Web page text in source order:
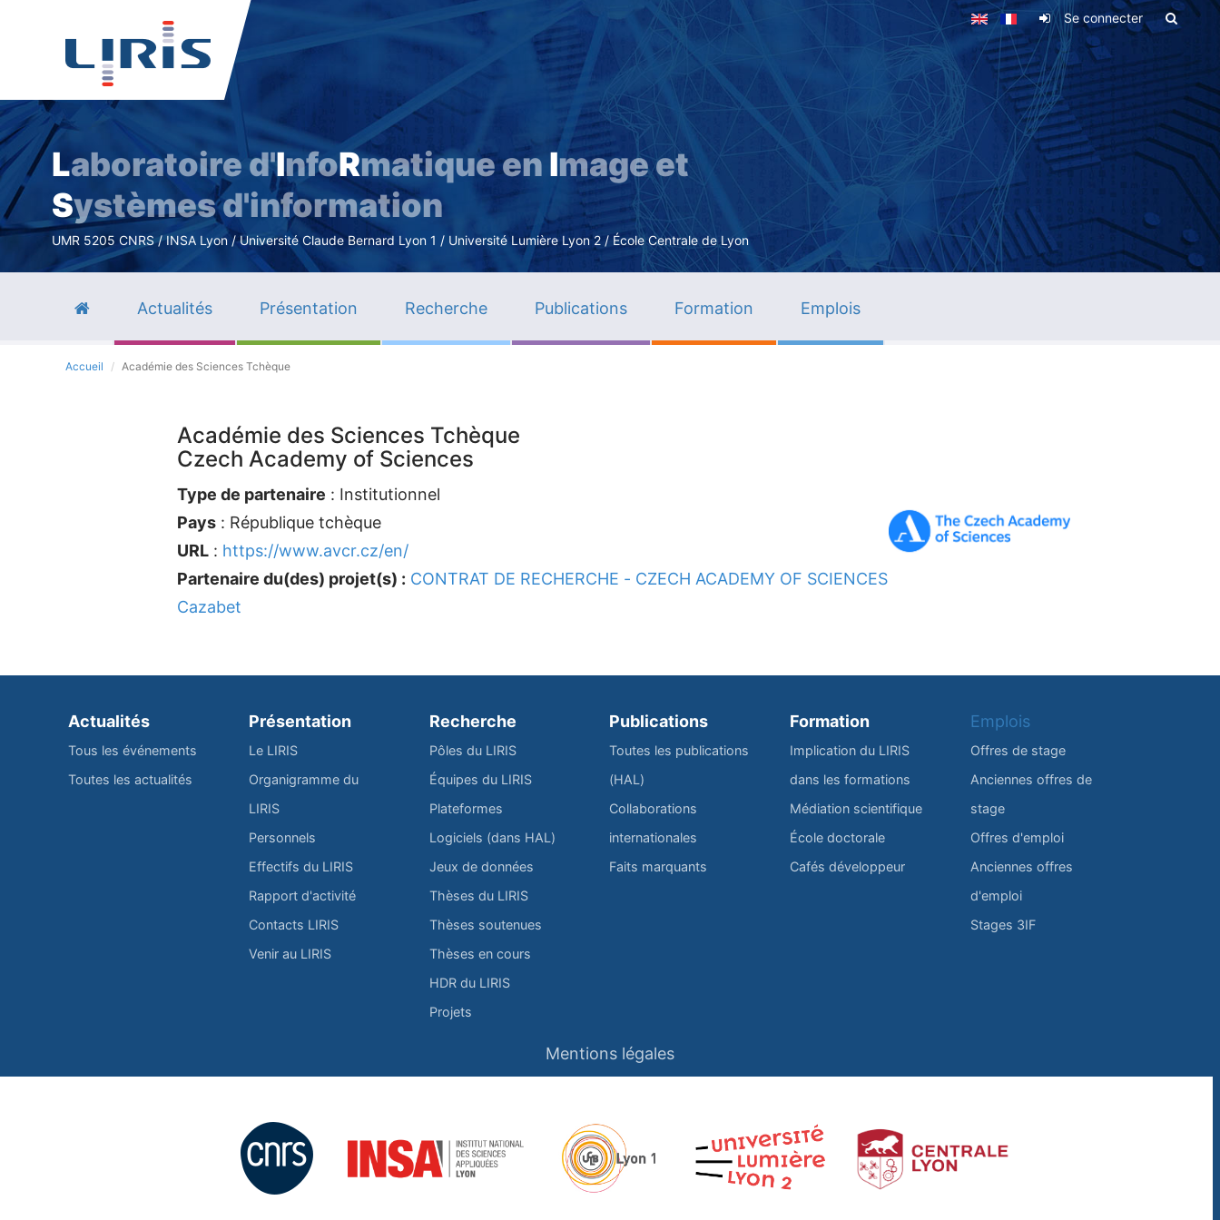
Aller
contenu
principal
Se connecter
Laboratoire d'InfoRmatique en Image et
Systèmes d'information
UMR 5205 CNRS / INSA Lyon / Université Claude Bernard Lyon 1 / Université Lumière Lyon 2 / École Centrale de Lyon
Actualités Présentation Recherche Publications Formation Emplois
Accueil Académie des Sciences Tchèque
Académie des Sciences Tchèque
Czech Academy of Sciences
Type de partenaire : Institutionnel
Pays : République tchèque
URL : https://www.avcr.cz/en/
Partenaire du(des) projet(s) : CONTRAT DE RECHERCHE - CZECH ACADEMY OF SCIENCES
Cazabet
Actualités
Tous les événements
Toutes les actualités
Présentation
Le LIRIS
Organigramme du
LIRIS
Personnels
Effectifs du LIRIS
Rapport d'activité
Contacts LIRIS
Venir au LIRIS
Recherche
Pôles du LIRIS
Équipes du LIRIS
Plateformes
Logiciels (dans HAL)
Jeux de données
Thèses du LIRIS
Thèses soutenues
Thèses en cours
HDR du LIRIS
Projets
Publications
Toutes les publications
(HAL)
Collaborations
internationales
Faits marquants
Formation
Implication du LIRIS
dans les formations
Médiation scientifique
École doctorale
Cafés développeur
Emplois
Offres de stage
Anciennes offres de
stage
Offres d'emploi
Anciennes offres
d'emploi
Stages 3IF
Mentions légales